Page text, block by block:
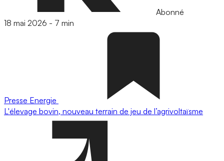
Abonné
18 mai 2026 - 7 min
Presse Energie
L'élevage bovin, nouveau terrain de jeu de l’agrivoltaïsme